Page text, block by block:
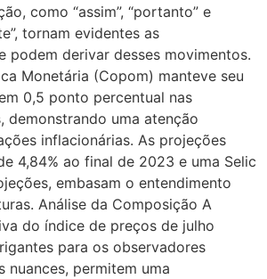
como “assim”, “portanto” e
tornam evidentes as
podem derivar desses movimentos.
Monetária (Copom) manteve seu
0,5 ponto percentual nas
demonstrando uma atenção
inflacionárias. As projeções
4,84% ao final de 2023 e uma Selic
embasam o entendimento
Análise da Composição A
do índice de preços de julho
para os observadores
nuances, permitem uma